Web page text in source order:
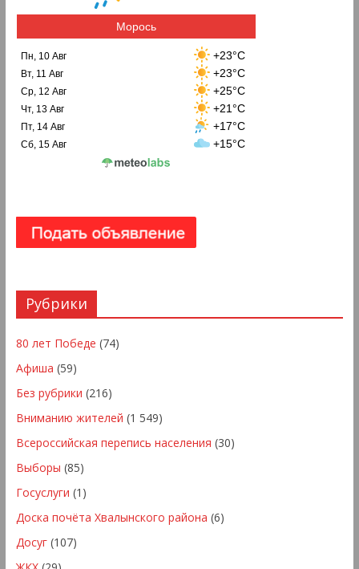
Морось
Пн, 10 Авг +23°C
Вт, 11 Авг +23°C
Ср, 12 Авг +25°C
Чт, 13 Авг +21°C
Пт, 14 Авг +17°C
Сб, 15 Авг +15°C
Рубрики
80 лет Победе (74)
Афиша (59)
Без рубрики (216)
Вниманию жителей (1 549)
Всероссийская перепись населения (30)
Выборы (85)
Госуслуги (1)
Доска почёта Хвалынского района (6)
Досуг(107)